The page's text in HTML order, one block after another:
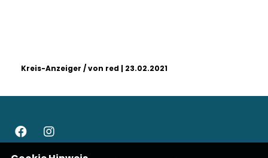
Kreis-Anzeiger / von red | 23.02.2021